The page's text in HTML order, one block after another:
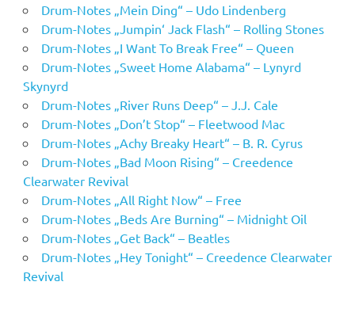
Drum-Notes „Mein Ding“ – Udo Lindenberg
Drum-Notes „Jumpin‘ Jack Flash“ – Rolling Stones
Drum-Notes „I Want To Break Free“ – Queen
Drum-Notes „Sweet Home Alabama“ – Lynyrd
Skynyrd
Drum-Notes „River Runs Deep“ – J.J. Cale
Drum-Notes „Don’t Stop“ – Fleetwood Mac
Drum-Notes „Achy Breaky Heart“ – B. R. Cyrus
Drum-Notes „Bad Moon Rising“ – Creedence
Clearwater Revival
Drum-Notes „All Right Now“ – Free
Drum-Notes „Beds Are Burning“ – Midnight Oil
Drum-Notes „Get Back“ – Beatles
Drum-Notes „Hey Tonight“ – Creedence Clearwater
Revival